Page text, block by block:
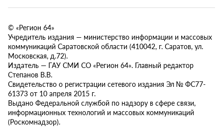
© «Регион 64»
Учредитель издания — министерство информации и массовых
коммуникаций Саратовской области (410042, г. Саратов, ул.
Московская, д.72).
Издатель — ГАУ СМИ СО «Регион 64». Главный редактор
Степанов В.В.
Свидетельство о регистрации сетевого издания Эл № ФС77-
61373 от 10 апреля 2015 г.
Выдано Федеральной службой по надзору в сфере связи,
информационных технологий и массовых коммуникаций
(Роскомнадзор).